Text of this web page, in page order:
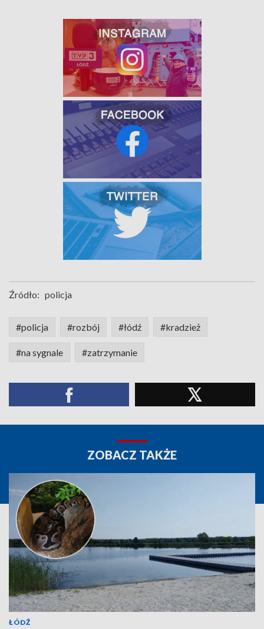
Źródło: policja
#policja #rozbój #łódź #kradzież
#na sygnale #zatrzymanie
ZOBACZ TAKŻE
ŁÓDŹ